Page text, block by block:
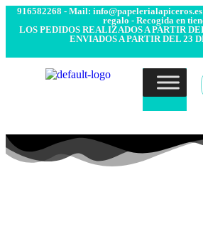
916582268 - Mail:
regalo - Recogida en
LOS PEDIDOS REALIZADOS A PARTIR
ENVIADOS A PARTIR DEL 23